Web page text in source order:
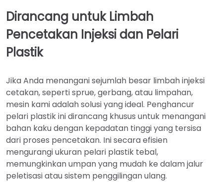
Dirancang untuk Limbah
Pencetakan Injeksi dan Pelari
Plastik
Jika Anda menangani sejumlah besar limbah injeksi
cetakan, seperti sprue, gerbang, atau limpahan,
mesin kami adalah solusi yang ideal. Penghancur
pelari plastik ini dirancang khusus untuk menangani
bahan kaku dengan kepadatan tinggi yang tersisa
dari proses pencetakan. Ini secara efisien
mengurangi ukuran pelari plastik tebal,
memungkinkan umpan yang mudah ke dalam jalur
peletisasi atau sistem penggilingan ulang.